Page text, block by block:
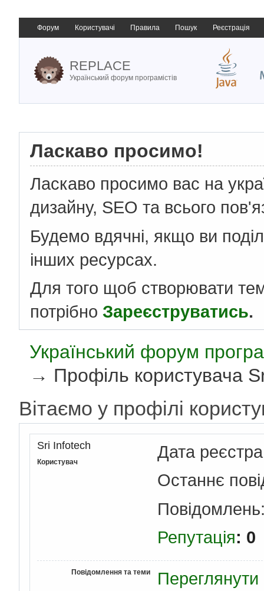
Форум Користувачі Правила Пошук Реєстрація
REPLACE
Український форум програмістів
Ласкаво просимо!
Ласкаво просимо вас на
дизайну, SEO та всього
Будемо вдячні, якщо ви
інших ресурсах.
Для того щоб створювати
потрібно Зареєструватись.
Український форум
→ Профіль користувача
Вітаємо у профілі
Sri Infotech
Користувач
Дата
Останнє
Репутація: 0
Повідомлення та теми
Переглянути